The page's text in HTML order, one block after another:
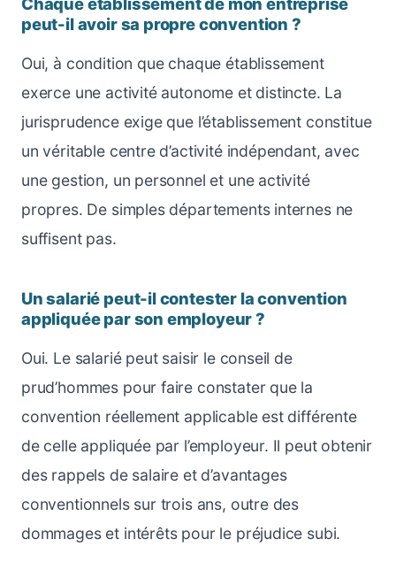
peut-il avoir sa propre convention ?
Oui, à condition que chaque établissement
exerce une activité autonome et distincte. La
jurisprudence exige que l’établissement constitue
un véritable centre d’activité indépendant, avec
une gestion, un personnel et une activité
propres. De simples départements internes ne
suffisent pas.
Un salarié peut-il contester la convention
appliquée par son employeur ?
Oui. Le salarié peut saisir le conseil de
prud’hommes pour faire constater que la
convention réellement applicable est différente
de celle appliquée par l’employeur. Il peut obtenir
des rappels de salaire et d’avantages
conventionnels sur trois ans, outre des
dommages et intérêts pour le préjudice subi.